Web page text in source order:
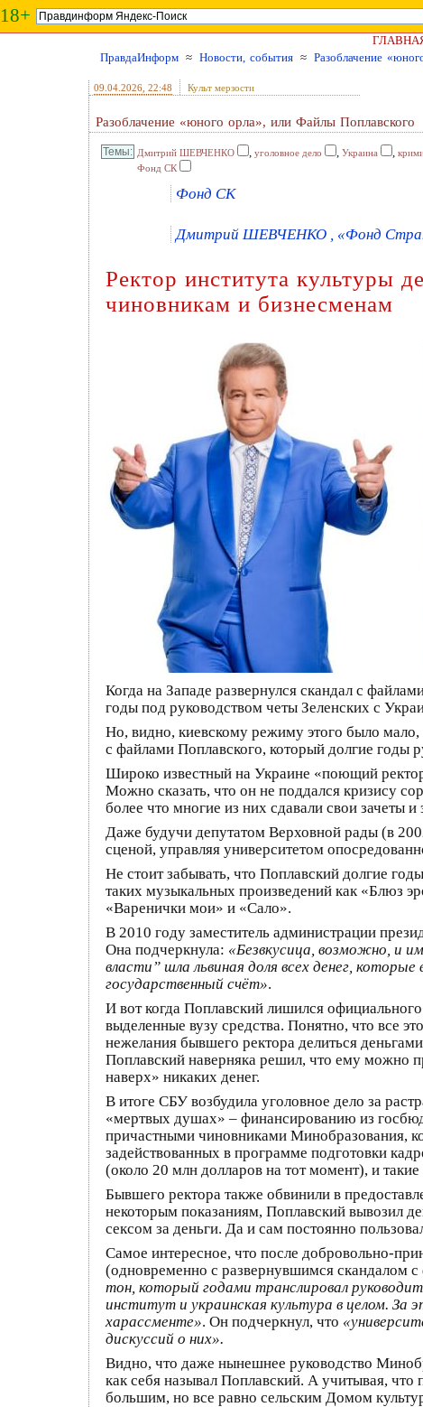
18+
ПравдаИнформ ≈ Новости, события ≈ Разоблачение
09.04.2026 , 22:48 Культ мерзости
Разоблачение «юного орла», или Файлы Поплавского
Дмитрий ШЕВЧЕНКО , уголовное дело , Украина ,
Фонд СК
Фонд СК
Дмитрий ШЕВЧЕНКО , «Фонд
Ректор института культуры
чиновникам и бизнесменам
Когда на Западе развернулся скандал с
годы под руководством четы Зеленских с
Но, видно, киевскому режиму этого было
с файлами Поплавского, который долгие
Широко известный на Украине «поющий
Можно сказать, что он не поддался кризису
более что многие из них сдавали свои зачеты
Даже будучи депутатом Верховной рады (в
сценой, управляя университетом
Не стоит забывать, что Поплавский долгие
таких музыкальных произведений как «Блюз
«Варенички мои» и «Сало».
В 2010 году заместитель администрации
Она подчеркнула: «Безвкусица, возможно, и
власти” шла львиная доля всех денег,
государственный счёт».
И вот когда Поплавский лишился
выделенные вузу средства. Понятно, что все
нежелания бывшего ректора делиться
Поплавский наверняка решил, что ему можно
наверх» никаких денег.
В итоге СБУ возбудила уголовное дело за
«мертвых душах» – финансированию из
причастными чиновниками Минобразования,
задействованных в программе подготовки
(около 20 млн долларов на тот момент), и
Бывшего ректора также обвинили в
некоторым показаниям, Поплавский вывозил
сексом за деньги. Да и сам постоянно
Самое интересное, что после добровольно-
(одновременно с развернувшимся скандалом
тон, который годами транслировал
институт и украинская культура в целом. За
харассменте». Он подчеркнул, что
дискуссий о них».
Видно, что даже нынешнее руководство
как себя называл Поплавский. А учитывая,
большим, но все равно сельским Домом